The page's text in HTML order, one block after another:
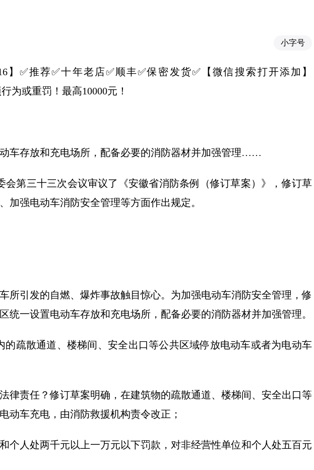
小字号
】✅推荐✅十年老店✅顺丰✅保密发货✅【微信搜索打开添加】
为或重罚！最高10000元！
车存放和充电场所，配备必要的消防器材并加强管理……
会第三十三次会议审议了《安徽省消防条例（修订草案）》，修订草
加强电动车消防安全管理等方面作出规定。
所引发的自燃、爆炸事故触目惊心。为加强电动车消防安全管理，修
统一设置电动车存放和充电场所，配备必要的消防器材并加强管理。
的疏散通道、楼梯间、安全出口等公共区域停放电动车或者为电动车
律责任？修订草案明确，在建筑物的疏散通道、楼梯间、安全出口等
动车充电，由消防救援机构责令改正；
个人处两千元以上一万元以下罚款，对非经营性单位和个人处五百元